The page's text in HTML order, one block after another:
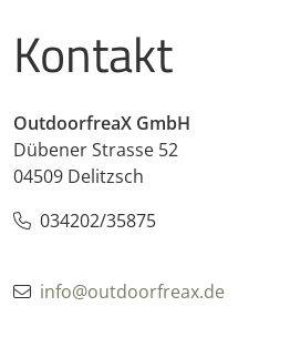
Kontakt
OutdoorfreaX GmbH
Dübener Strasse 52
04509 Delitzsch
034202/35875
info@outdoorfreax.de